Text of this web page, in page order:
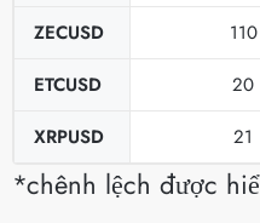
ZECUSD
110
ETCUSD
20
XRPUSD
21
*chênh lệch được